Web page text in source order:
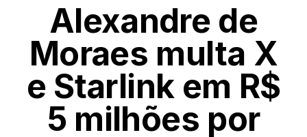
Alexandre de
Moraes multa X
e Starlink em R$
5 milhões por